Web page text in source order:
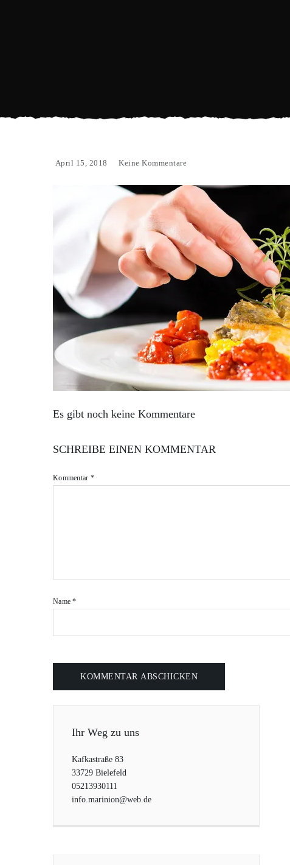
April 15, 2018 Keine Kommentare
Es gibt noch keine Kommentare
SCHREIBE EINEN KOMMENTAR
Kommentar *
Name*
Ihr Weg zu uns
Kafkastraße 83
33729 Bielefeld
05213930111
info.marinion@web.de